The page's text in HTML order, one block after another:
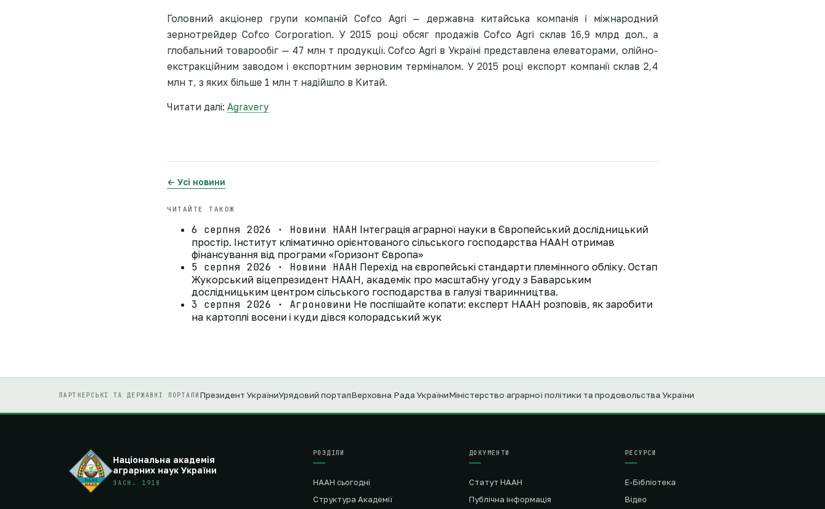
Головний акціонер групи компаній Cofco Agri — державна китайська компанія і міжнародний
зернотрейдер Cofco Corporation. У 2015 році обсяг продажів Cofco Agri склав 16,9 млрд дол., а
глобальний товарообіг — 47 млн т продукції. Cofco Agri в Україні представлена елеваторами, олійно-
екстракційним заводом і експортним зерновим терміналом. У 2015 році експорт компанії склав 2,4
млн т, з яких більше 1 млн т надійшло в Китай.
Читати далі: Agravery
← Усі новини
ЧИТАЙТЕ ТАКОЖ
6 серпня 2026 · Новини НААН Інтеграція аграрної науки в Європейський дослідницький
простір. Інститут кліматично орієнтованого сільського господарства НААН отримав
фінансування від програми «Горизонт Європа»
5 серпня 2026 · Новини НААН Перехід на європейські стандарти племінного обліку. Остап
Жукорський віцепрезидент НААН, академік про масштабну угоду з Баварським
дослідницьким центром сільського господарства в галузі тваринництва.
3 серпня 2026 · Агроновини Не поспішайте копати: експерт НААН розповів, як заробити
на картоплі восени і куди дівся колорадський жук
ПАРТНЕРСЬКІ ТА ДЕРЖАВНІ ПОРТАЛИ Президент УкраїниУрядовий порталВерховна Рада УкраїниМіністерство аграрної політики та продовольства України
Національна академія
аграрних наук України
ЗАСН. 1918
РОЗДІЛИ
НААН сьогодні
Структура Академії
ДОКУМЕНТИ
Статут НААН
Публічна інформація
РЕСУРСИ
Е-Бібліотека
Відео